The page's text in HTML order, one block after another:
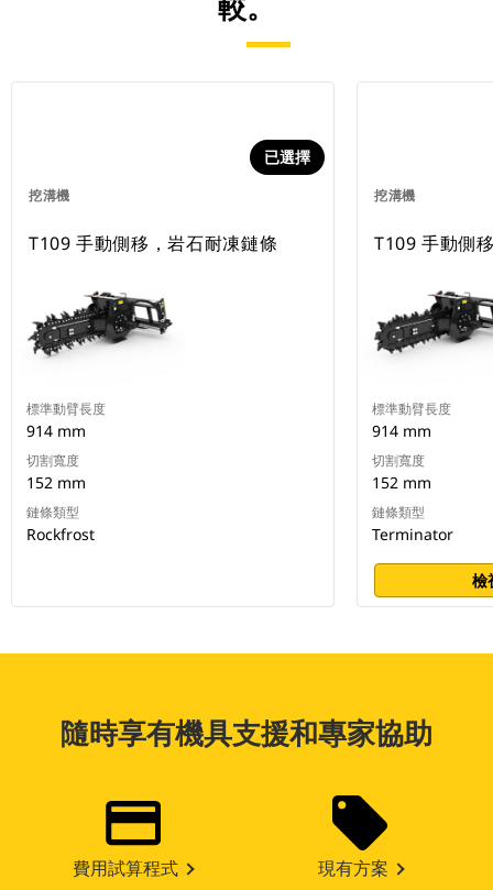
較。
挖溝機
已選擇
T109 手動側移，岩石耐凍鏈條
標準動臂長度
914 mm
切割寬度
152 mm
鏈條類型
Rockfrost
挖溝機
T109 手動側
標準動臂長度
914 mm
切割寬度
152 mm
鏈條類型
Terminator
檢
隨時享有機具支援和專家協助
費用試算程式 現有方案